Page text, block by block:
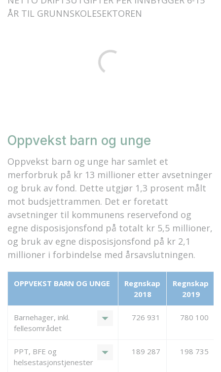
ÅR TIL GRUNNSKOLESEKTOREN
Oppvekst barn og unge
Oppvekst barn og unge har samlet et
merforbruk på kr 13 millioner etter avsetninger
og bruk av fond. Dette utgjør 1,3 prosent målt
mot budsjettrammen. Det er foretatt
avsetninger til kommunens reservefond og
egne disposisjonsfond på totalt kr 5,5 millioner,
og bruk av egne disposisjonsfond på kr 2,1
millioner i forbindelse med årsavslutningen.
OPPVEKST BARN OG UNGE
Regnskap
2018
Regnskap
2019
Barnehager, inkl.
fellesområdet
arrow_drop_down 726 931 780 100
PPT, BFE og
helsestasjonstjenester
arrow_drop_down 189 287 198 735